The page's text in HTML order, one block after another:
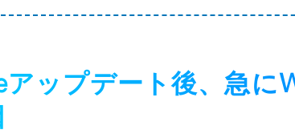
アップデート後、急に